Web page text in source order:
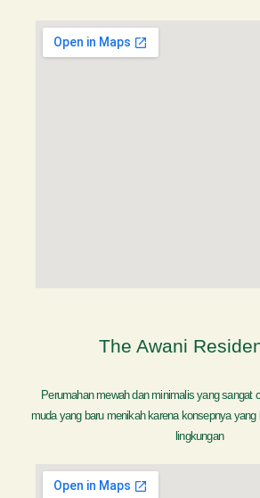
The Awani
Perumahan mewah dan minimalis yang sangat
muda yang baru menikah karena konsepnya yang
lingkungan